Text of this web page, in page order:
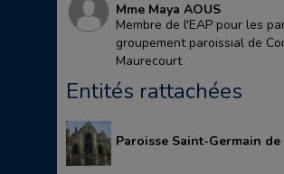
Mme Maya AOUS
Membre de l'EAP pour les
groupement paroissial de
Maurecourt
Entités rattachées
Paroisse Saint-Germain de